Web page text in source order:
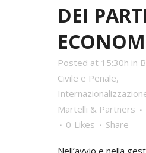
DEI
Posted at 15:30h in
Civile e Penale,
Martelli & Partners
0 Likes Share
Nell’avvio e nella